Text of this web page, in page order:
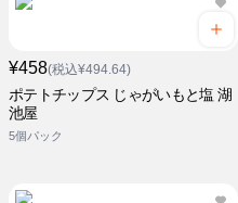
¥458(税込¥494.64)
ポテトチップス じゃがいもと塩 湖
池屋
5個パック